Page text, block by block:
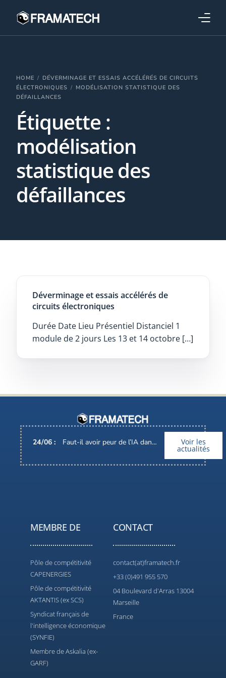
HOME
DÉVERMINAGE ET ESSAIS ACCÉLÉRÉS DE CIRCUITS
ÉLECTRONIQUES
MODÉLISATION STATISTIQUE DES
DÉFAILLANCES
Étiquette :
modélisation
statistique des
défaillances
Déverminage et essais accélérés de
circuits électroniques
Durée Date Lieu Présentiel Distanciel 1
module de 2 jours Les 13 et 14 octobre […]
24/06 : Faut-il avoir peur de l’IA dans nos métiers ? Voir les
actualités
MEMBRE DE
Pôle de compétitivité
CAPENERGIES
Pôle de compétitivité
AKTANTIS (ex SCS)
Syndicat français de
l'intelligence économique
(SYNFIE)
Membre de Askalia (ex-
GARF)
CONTACT
contact(at)framatech.fr
+33 (0)491 955 570
04 Boulevard d'Arras 13004
Marseille
France
Formations
Stratégies industrielles